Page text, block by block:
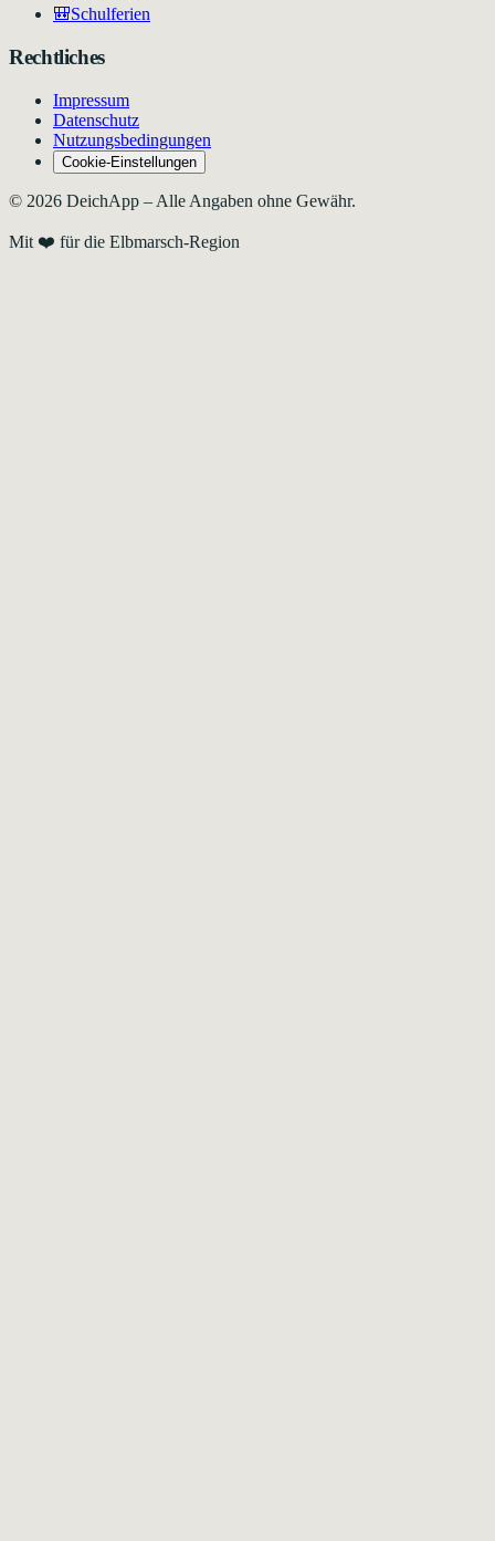
🎒Schulferien
Rechtliches
Impressum
Datenschutz
Nutzungsbedingungen
Cookie-Einstellungen
© 2026 DeichApp – Alle Angaben ohne Gewähr.
Mit ❤️ für die Elbmarsch-Region